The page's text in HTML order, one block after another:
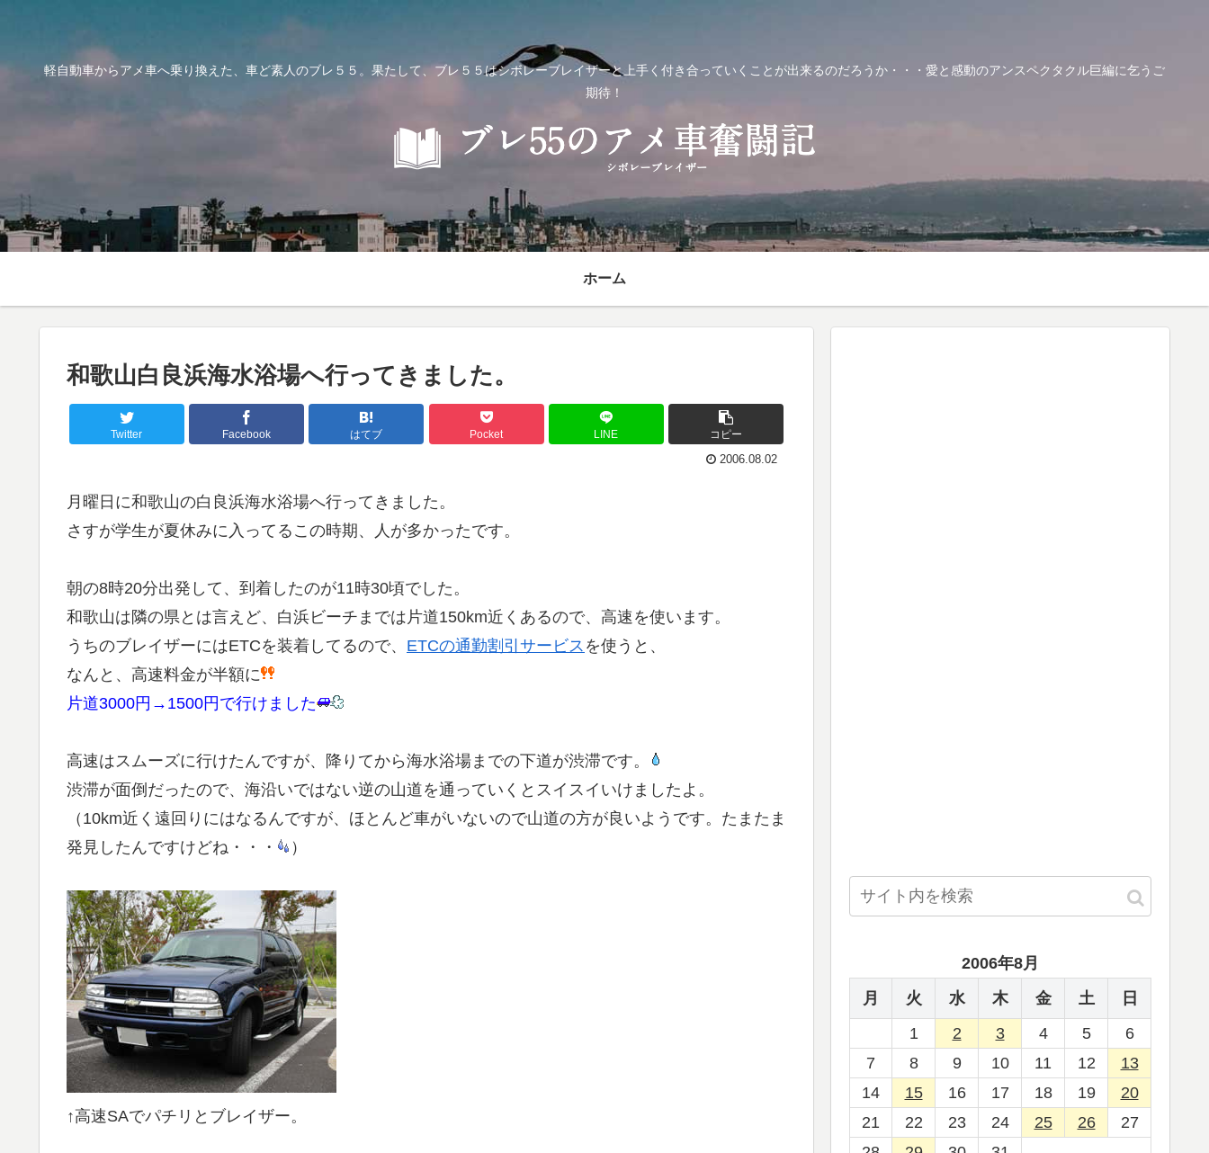
軽自動車からアメ車へ乗り換えた、車ど素人のブレ５５。果たして、ブレ５５はシボレーブレイザーと上手く付き合っていくことが出来るのだろうか・・・愛と感動のアンスペクタクル巨編に乞うご
期待！
ホーム
和歌山白良浜海水浴場へ行ってきました。
Twitter Facebook はてブ Pocket LINE コピー
2006.08.02
月曜日に和歌山の白良浜海水浴場へ行ってきました。
さすが学生が夏休みに入ってるこの時期、人が多かったです。
朝の8時20分出発して、到着したのが11時30頃でした。
和歌山は隣の県とは言えど、白浜ビーチまでは片道150km近くあるので、高速を使います。
うちのブレイザーにはETCを装着してるので、 ETCの通勤割引サービス を使うと、
なんと、高速料金が半額に
片道3000円→1500円で行けました
高速はスムーズに行けたんですが、降りてから海水浴場までの下道が渋滞です。
渋滞が面倒だったので、海沿いではない逆の山道を通っていくとスイスイいけましたよ。
（10km近く遠回りにはなるんですが、ほとんど車がいないので山道の方が良いようです。たまたま
発見したんですけどね・・・
）
↑高速SAでパチリとブレイザー。
2006年8月
月
火 水 木 金 土
日
1
2 3 4 5
6
7
8 9 10 11 12
13
14
15 16 17 18 19
20
21
22 23 24 25 26
27